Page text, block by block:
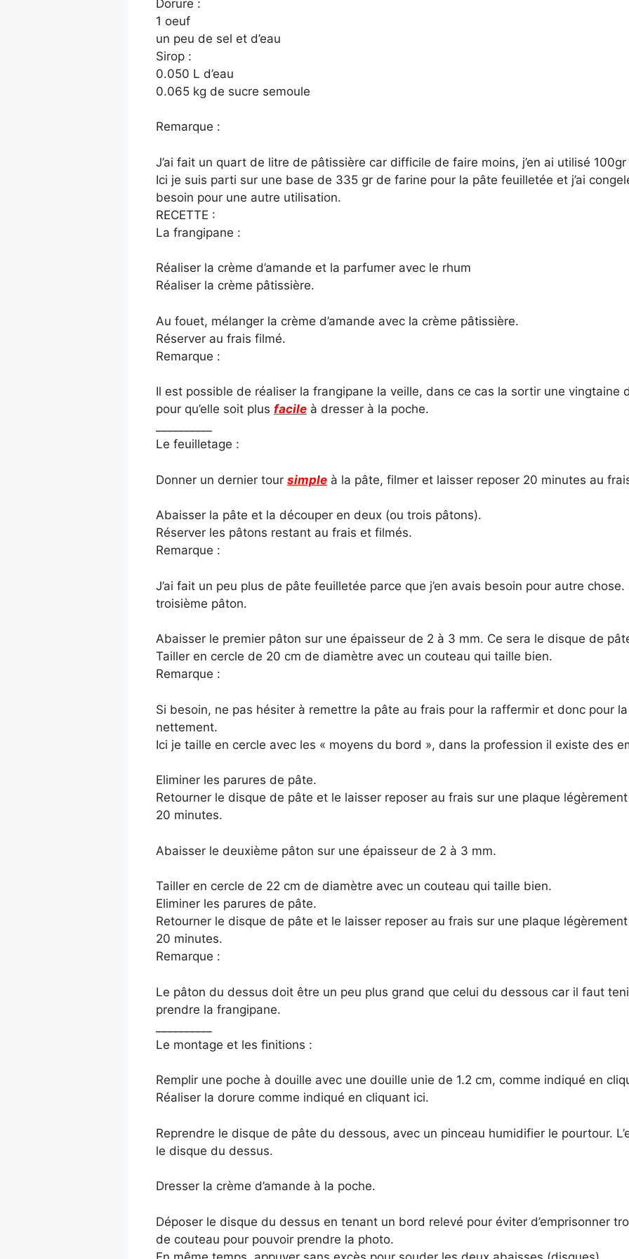
Dorure :
1 oeuf
un peu de sel et d’eau
Sirop :
0.050 L d’eau
0.065 kg de sucre semoule
Remarque :
J’ai fait un quart de litre de pâtissière car difficile de faire moins, j’en ai utilisé
Ici je suis parti sur une base de 335 gr de farine pour la pâte feuilletée et j’ai
besoin pour une autre utilisation.
RECETTE :
La frangipane :
Réaliser la crème d’amande et la parfumer avec le rhum
Réaliser la crème pâtissière.
Au fouet, mélanger la crème d’amande avec la crème pâtissière.
Réserver au frais filmé.
Remarque :
Il est possible de réaliser la frangipane la veille, dans ce cas la sortir une vingtaine
pour qu’elle soit plus facile à dresser à la poche.
Le feuilletage :
Donner un dernier tour simple à la pâte, filmer et laisser reposer 20 minutes au
Abaisser la pâte et la découper en deux (ou trois pâtons).
Réserver les pâtons restant au frais et filmés.
Remarque :
J’ai fait un peu plus de pâte feuilletée parce que j’en avais besoin pour autre chose.
troisième pâton.
Abaisser le premier pâton sur une épaisseur de 2 à 3 mm. Ce sera le disque de
Tailler en cercle de 20 cm de diamètre avec un couteau qui taille bien.
Remarque :
Si besoin, ne pas hésiter à remettre la pâte au frais pour la raffermir et donc pour
nettement.
Ici je taille en cercle avec les « moyens du bord », dans la profession il existe des
Eliminer les parures de pâte.
Retourner le disque de pâte et le laisser reposer au frais sur une plaque
20 minutes.
Abaisser le deuxième pâton sur une épaisseur de 2 à 3 mm.
Tailler en cercle de 22 cm de diamètre avec un couteau qui taille bien.
Eliminer les parures de pâte.
Retourner le disque de pâte et le laisser reposer au frais sur une plaque
20 minutes.
Remarque :
Le pâton du dessus doit être un peu plus grand que celui du dessous car il faut
prendre la frangipane.
Le montage et les finitions :
Remplir une poche à douille avec une douille unie de 1.2 cm, comme indiqué en
Réaliser la dorure comme indiqué en cliquant ici.
Reprendre le disque de pâte du dessous, avec un pinceau humidifier le pourtour.
le disque du dessus.
Dresser la crème d’amande à la poche.
Déposer le disque du dessus en tenant un bord relevé pour éviter d’emprisonner
de couteau pour pouvoir prendre la photo.